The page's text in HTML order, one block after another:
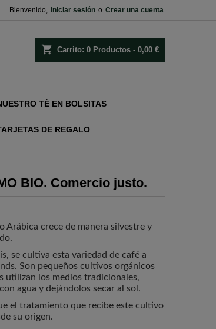
Bienvenido, Iniciar sesión o Crear una cuenta
shopping_cart Carrito: 0 Productos - 0,00 €
TÉ EN BOLSITAS
DE REGALO
BIO. Comercio justo.
Arábica crece de manera silvestre y
se cultiva esta variedad de café a
Son pequeños cultivos orgánicos
utilizan los medios tradicionales,
agua y dejándolos secar al sol.
el tratamiento que recibe este cultivo
su origen.